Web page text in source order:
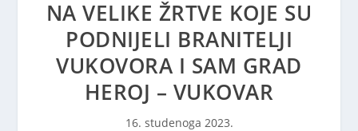
NA VELIKE ŽRTVE KOJE SU
PODNIJELI BRANITELJI
VUKOVORA I SAM GRAD
HEROJ – VUKOVAR
16. studenoga 2023.